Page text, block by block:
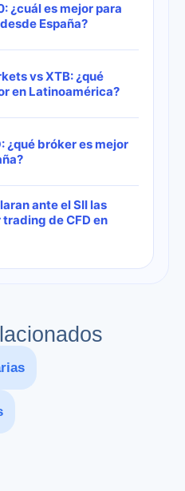
¿cuál es mejor para
España?
vs XTB: ¿qué
en Latinoamérica?
¿qué bróker es mejor
ante el SII las
de CFD en